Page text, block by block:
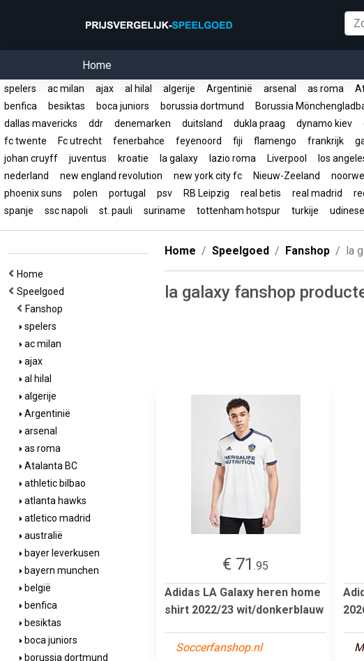
Home
spelers ac milan ajax al hilal algerije Argentinië arsenal as roma
benfica
besiktas boca juniors borussia dortmund Borussia
dallas mavericks
ddr denemarken duitsland dukla praag dynamo kiev
fc twente
Fc utrecht fenerbahce feyenoord fiji flamengo frankrijk
johan cruyff
juventus kroatie la galaxy lazio roma Liverpool los
nederland
new england revolution new york city fc Nieuw-Zeeland
phoenix suns
polen portugal psv RB Leipzig real betis real madrid
spanje
ssc napoli st. pauli suriname tottenham hotspur turkije udinese
Home
Speelgoed
Fanshop
spelers
ac milan
ajax
al hilal
algerije
Argentinië
arsenal
as roma
Atalanta BC
athletic bilbao
atlanta hawks
atletico madrid
australië
bayer leverkusen
bayern munchen
belgië
benfica
besiktas
boca juniors
borussia dortmund
Home Speelgoed Fanshop la
la galaxy fanshop
€ 71 .95
Adidas LA Galaxy heren home
shirt 2022/23 wit/donkerblauw
Soccerfanshop.nl